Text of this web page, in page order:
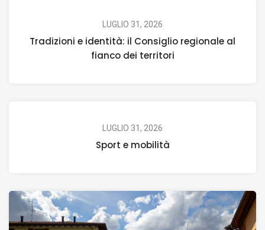
LUGLIO 31, 2026
Tradizioni e identità: il Consiglio regionale al
fianco dei territori
LUGLIO 31, 2026
Sport e mobilità